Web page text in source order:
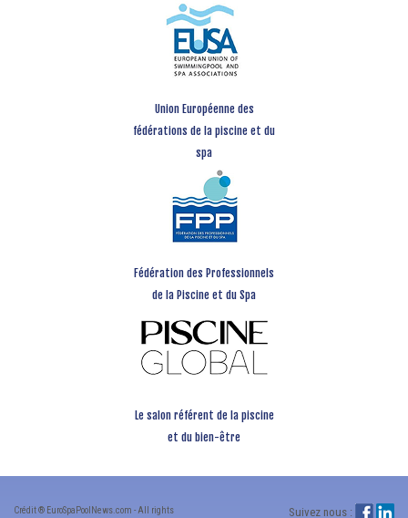
Union Européenne des
fédérations de la piscine et du
spa
Fédération des Professionnels
de la Piscine et du Spa
Le salon référent de la piscine
et du bien-être
Crédit ® EuroSpaPoolNews.com - All rights Suivez nous :